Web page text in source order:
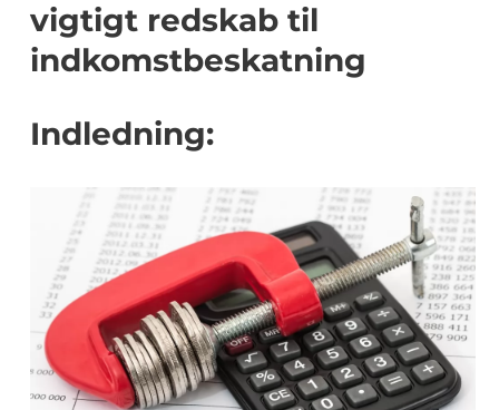
vigtigt redskab til
indkomstbeskatning
Indledning: